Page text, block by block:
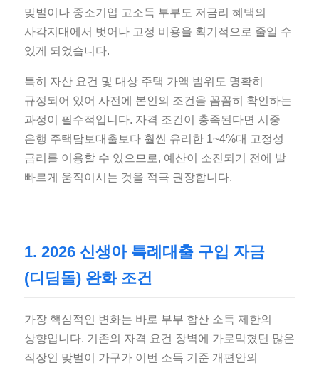
맞벌이나 중소기업 고소득 부부도 저금리 혜택의
사각지대에서 벗어나 고정 비용을 획기적으로 줄일 수
있게 되었습니다.
특히 자산 요건 및 대상 주택 가액 범위도 명확히
규정되어 있어 사전에 본인의 조건을 꼼꼼히 확인하는
과정이 필수적입니다. 자격 조건이 충족된다면 시중
은행 주택담보대출보다 훨씬 유리한 1~4%대 고정성
금리를 이용할 수 있으므로, 예산이 소진되기 전에 발
빠르게 움직이시는 것을 적극 권장합니다.
1. 2026 신생아 특례대출 구입 자금
(디딤돌) 완화 조건
가장 핵심적인 변화는 바로 부부 합산 소득 제한의
상향입니다. 기존의 자격 요건 장벽에 가로막혔던 많은
직장인 맞벌이 가구가 이번 소득 기준 개편안의